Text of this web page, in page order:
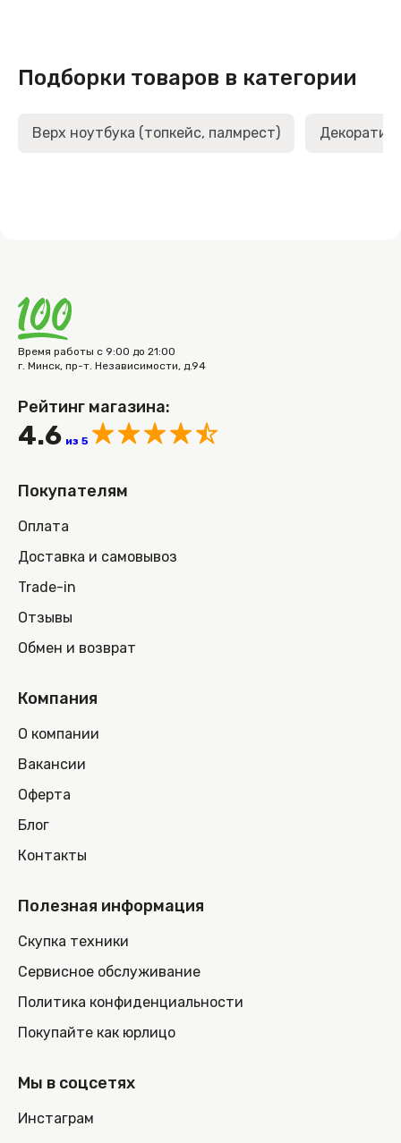
Подборки товаров в категории
Верх ноутбука (топкейс, палмрест)
Время работы с 9:00 до 21:00
г. Минск, пр-т. Независимости, д.94
Рейтинг магазина:
4.6 из 5
Покупателям
Оплата
Доставка и самовывоз
Trade-in
Отзывы
Обмен и возврат
Компания
О компании
Вакансии
Оферта
Блог
Контакты
Полезная информация
Скупка техники
Сервисное обслуживание
Политика конфиденциальности
Покупайте как юрлицо
Мы в соцсетях
Инстаграм